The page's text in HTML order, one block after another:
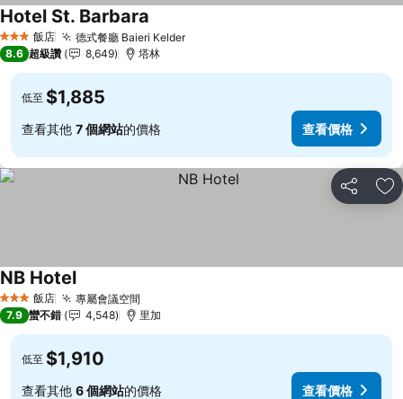
3 星級 飯店 德式餐廳 Baieri Kelder查看價格
Hotel St. Barbara
8.6 超級讚 8,649 塔林
低至 $1,885
查看其他 7 個網站的價格 查看價格
分享 加
3 星級 飯店 專屬會議空間
NB Hotel查看價格
7.9 蠻不錯 4,548 里加
低至 $1,910
查看其他 6 個網站的價格 查看價格